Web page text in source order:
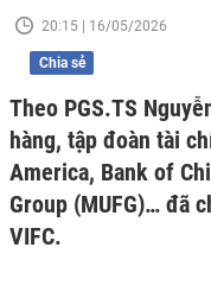
20:15 | 16/05/2026
Chia sẻ
Theo PGS.TS
hàng, tập đoàn tài
America, Bank of
Group (MUFG)… đã
VIFC.